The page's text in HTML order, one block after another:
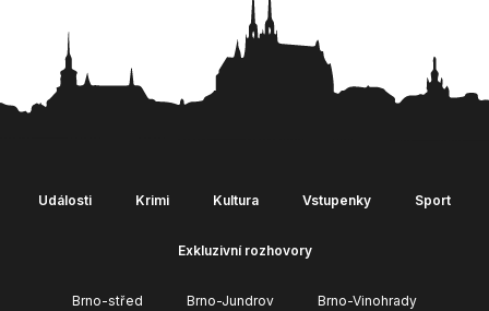
Události Krimi Kultura Vstupenky Sport
Exkluzivní rozhovory
Brno-střed Brno-Jundrov Brno-Vinohrady